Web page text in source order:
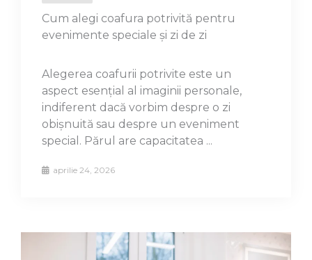
Cum alegi coafura potrivită pentru
evenimente speciale și zi de zi
Alegerea coafurii potrivite este un
aspect esențial al imaginii personale,
indiferent dacă vorbim despre o zi
obișnuită sau despre un eveniment
special. Părul are capacitatea ...
aprilie 24, 2026